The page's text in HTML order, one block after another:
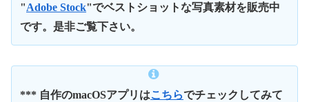
"Adobe Stock"でベストショットな写真素材を販売中
です。是非ご覧下さい。
*** 自作のmacOSアプリはこちらでチェックしてみて